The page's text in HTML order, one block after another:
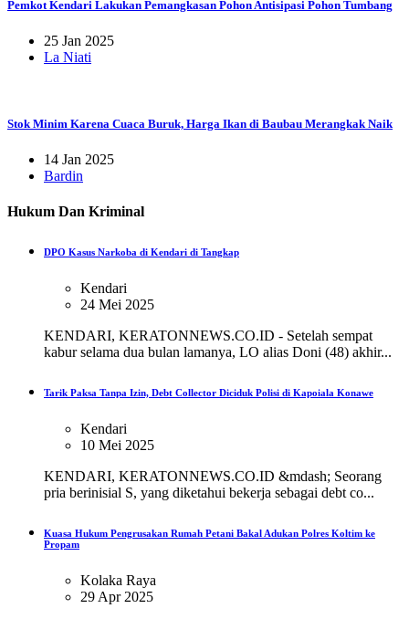
Pemkot Kendari Lakukan Pemangkasan Pohon Antisipasi Pohon Tumbang
25 Jan 2025
La Niati
Stok Minim Karena Cuaca Buruk, Harga Ikan di Baubau Merangkak Naik
14 Jan 2025
Bardin
Hukum Dan Kriminal
DPO Kasus Narkoba di Kendari di Tangkap
Kendari
24 Mei 2025
KENDARI, KERATONNEWS.CO.ID - Setelah sempat
kabur selama dua bulan lamanya, LO alias Doni (48) akhir...
Tarik Paksa Tanpa Izin, Debt Collector Diciduk Polisi di Kapoiala Konawe
Kendari
10 Mei 2025
KENDARI, KERATONNEWS.CO.ID &mdash; Seorang
pria berinisial S, yang diketahui bekerja sebagai debt co...
Kuasa Hukum Pengrusakan Rumah Petani Bakal Adukan Polres Koltim ke
Propam
Kolaka Raya
29 Apr 2025